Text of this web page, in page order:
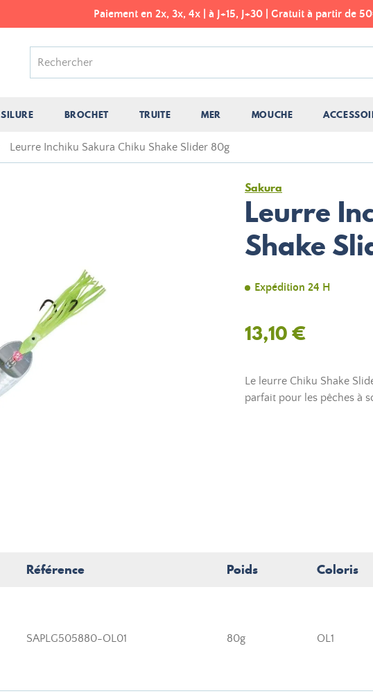
Paiement en 2x, 3x, 4x | à J+15, J+30 | Gratuit à partir de
SILURE BROCHET TRUITE MER MOUCHE
Leurre Inchiku Sakura Chiku Shake Slider 80g
Sakura
Leurre
Shake
Expédition 24 H
13,10 €
Le leurre Chiku Shake
parfait pour les pêches à
Référence Poids Coloris
SAPLG505880-OL01 80g OL1